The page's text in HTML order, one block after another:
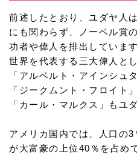
前述したとおり、ユダヤ人
にも関わらず、ノーベル賞
功者や偉人を排出しています
世界を代表する三大偉人と
「アルベルト・アインシュ
「ジークムント・フロイト
「カール・マルクス」もユ
アメリカ国内では、人口の
が大富豪の上位40％を占め